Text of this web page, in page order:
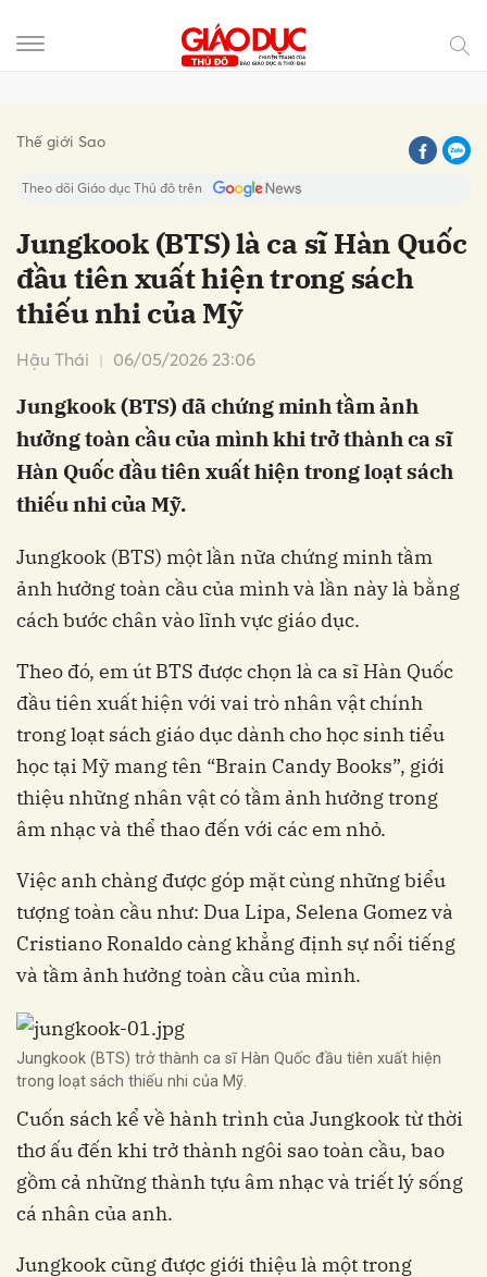
Thế giới Sao
Theo dõi Giáo dục Thủ đô trên
Jungkook (BTS) là ca sĩ Hàn Quốc
đầu tiên xuất hiện trong sách
thiếu nhi của Mỹ
Hậu Thái 06/05/2026 23:06
Jungkook (BTS) đã chứng minh tầm ảnh
hưởng toàn cầu của mình khi trở thành ca sĩ
Hàn Quốc đầu tiên xuất hiện trong loạt sách
thiếu nhi của Mỹ.
Jungkook (BTS) một lần nữa chứng minh tầm
ảnh hưởng toàn cầu của mình và lần này là bằng
cách bước chân vào lĩnh vực giáo dục.
Theo đó, em út BTS được chọn là ca sĩ Hàn Quốc
đầu tiên xuất hiện với vai trò nhân vật chính
trong loạt sách giáo dục dành cho học sinh tiểu
học tại Mỹ mang tên “Brain Candy Books”, giới
thiệu những nhân vật có tầm ảnh hưởng trong
âm nhạc và thể thao đến với các em nhỏ.
Việc anh chàng được góp mặt cùng những biểu
tượng toàn cầu như: Dua Lipa, Selena Gomez và
Cristiano Ronaldo càng khẳng định sự nổi tiếng
và tầm ảnh hưởng toàn cầu của mình.
Jungkook (BTS) trở thành ca sĩ Hàn Quốc đầu tiên xuất hiện
trong loạt sách thiếu nhi của Mỹ.
Cuốn sách kể về hành trình của Jungkook từ thời
thơ ấu đến khi trở thành ngôi sao toàn cầu, bao
gồm cả những thành tựu âm nhạc và triết lý sống
cá nhân của anh.
Jungkook cũng được giới thiệu là một trong
Hủy Gửi